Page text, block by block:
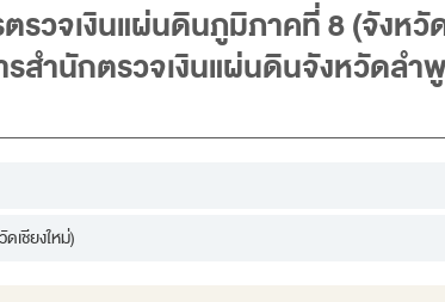
รวจเงินแผ่นดินภูมิภาคที่ 8 (จังหวัด
รสำนักตรวจเงินแผ่นดินจังหวัดล
เชียงใหม่)